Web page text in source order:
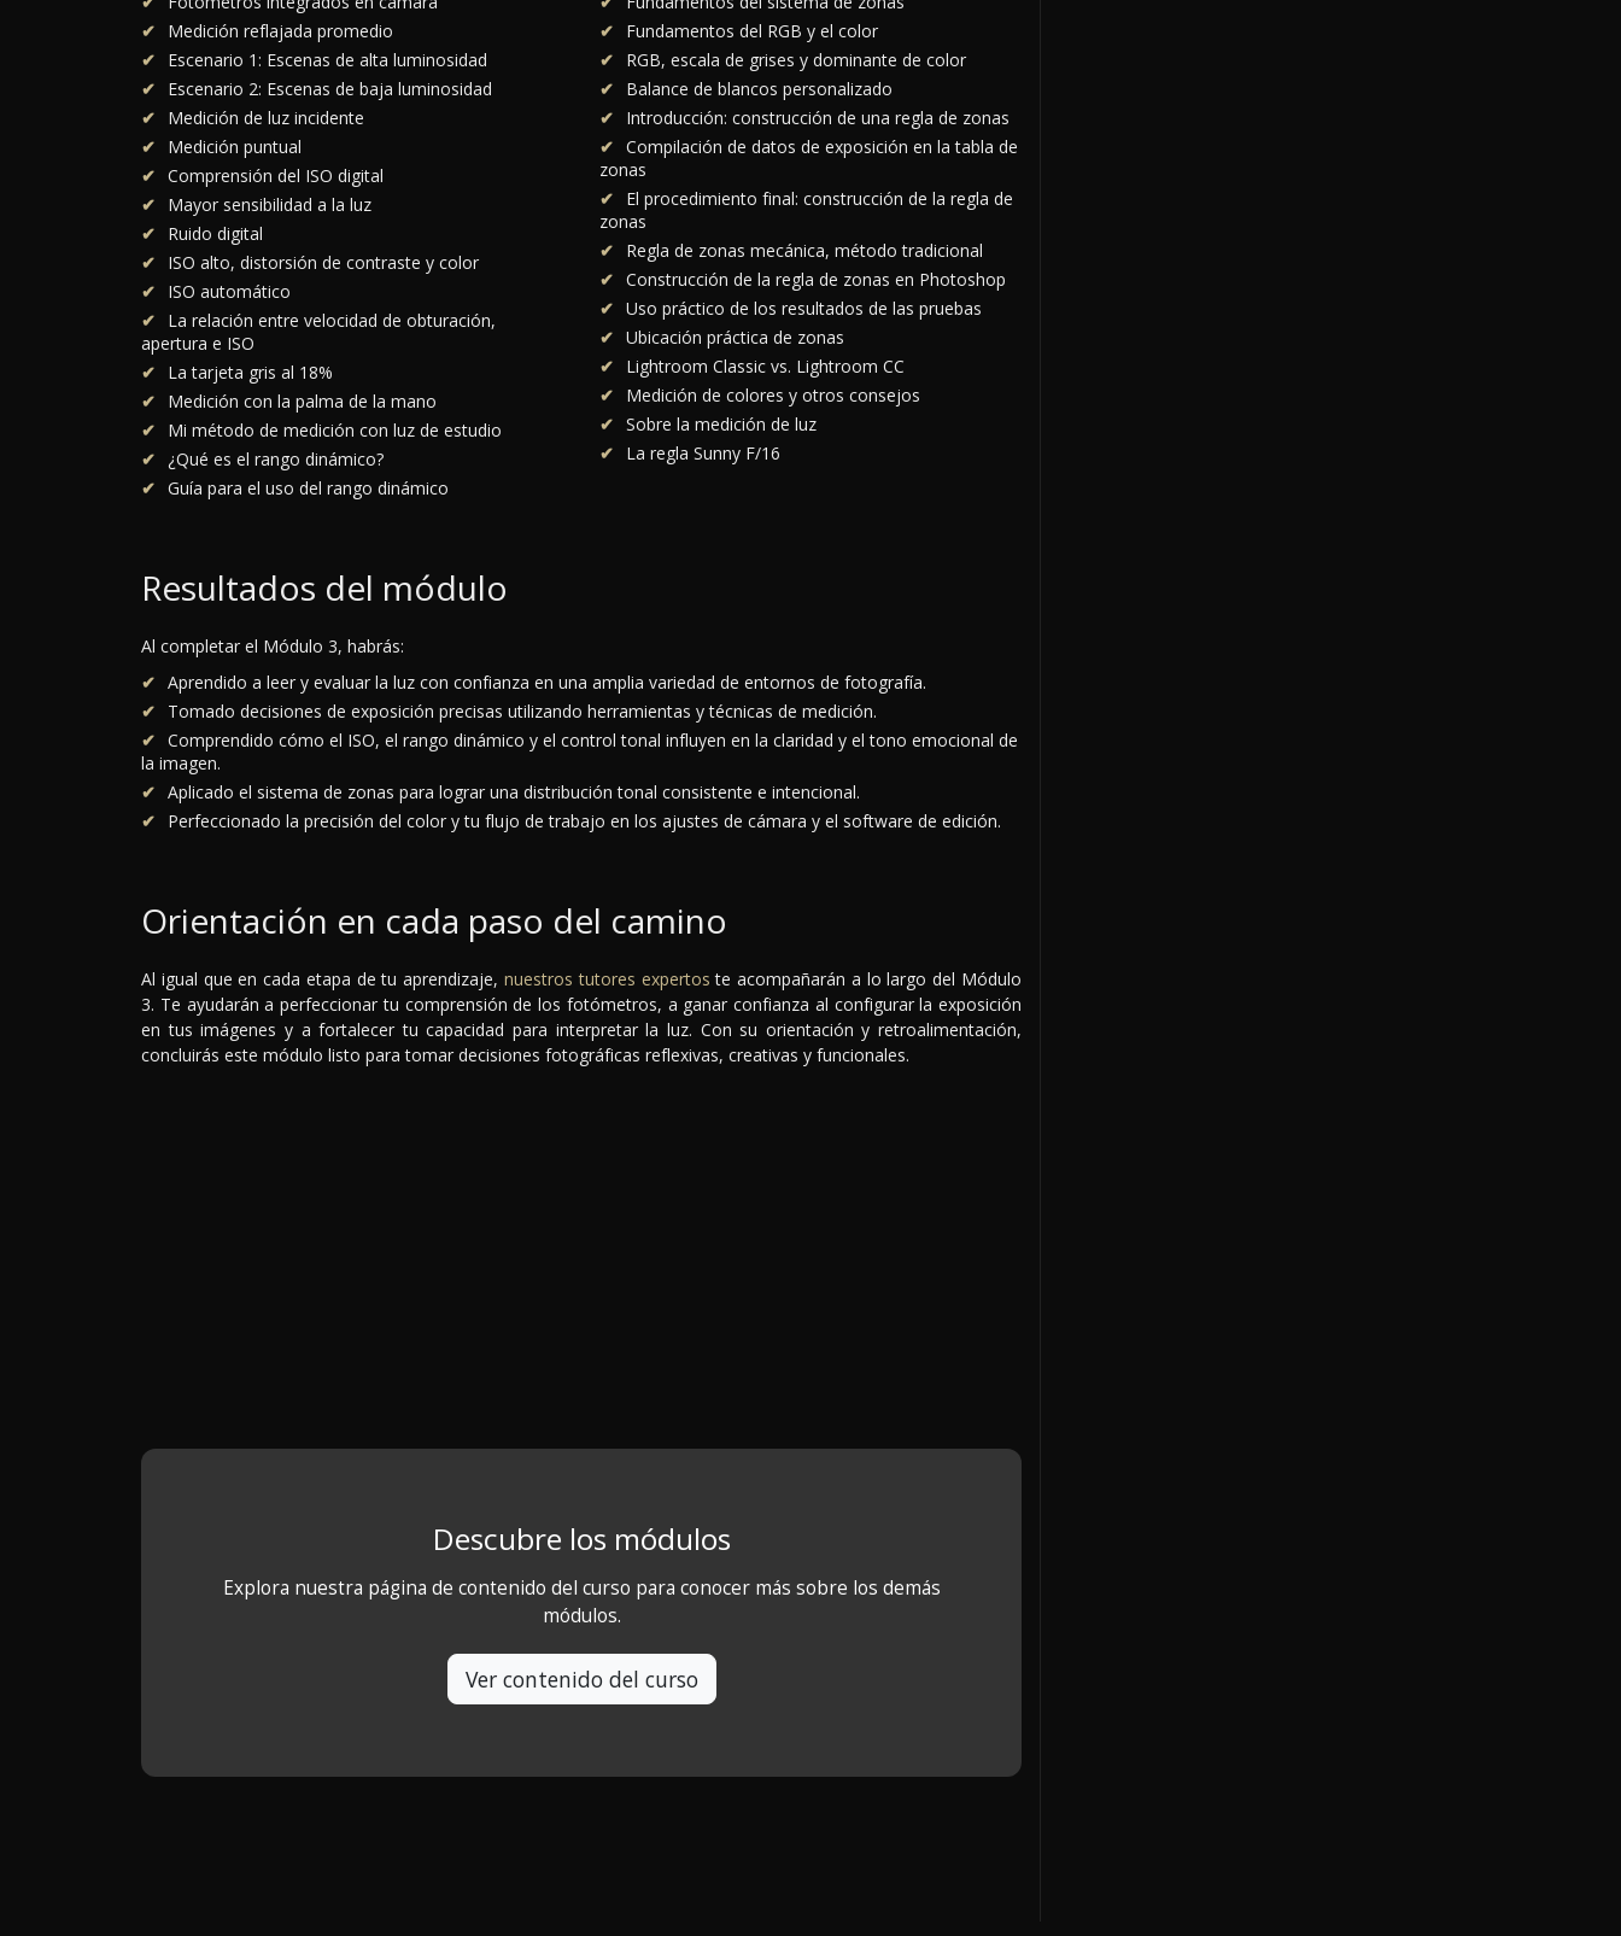
Medición reflajada promedio
Escenario 1: Escenas de alta luminosidad
Escenario 2: Escenas de baja luminosidad
Medición de luz incidente
Medición puntual
Comprensión del ISO digital
Mayor sensibilidad a la luz
Ruido digital
ISO alto, distorsión de contraste y color
ISO automático
La relación entre velocidad de obturación,
apertura e ISO
La tarjeta gris al 18%
Medición con la palma de la mano
Mi método de medición con luz de estudio
¿Qué es el rango dinámico?
Guía para el uso del rango dinámico
Fundamentos del RGB y el color
RGB, escala de grises y dominante de color
Balance de blancos personalizado
Introducción: construcción de una regla de zonas
Compilación de datos de exposición en la tabla de
zonas
El procedimiento final: construcción de la regla de
zonas
Regla de zonas mecánica, método tradicional
Construcción de la regla de zonas en Photoshop
Uso práctico de los resultados de las pruebas
Ubicación práctica de zonas
Lightroom Classic vs. Lightroom CC
Medición de colores y otros consejos
Sobre la medición de luz
La regla Sunny F/16
Resultados del módulo
Al completar el Módulo 3, habrás:
Aprendido a leer y evaluar la luz con confianza en una amplia variedad de entornos de fotografía.
Tomado decisiones de exposición precisas utilizando herramientas y técnicas de medición.
Comprendido cómo el ISO, el rango dinámico y el control tonal influyen en la claridad y el tono emocional de
la imagen.
Aplicado el sistema de zonas para lograr una distribución tonal consistente e intencional.
Perfeccionado la precisión del color y tu flujo de trabajo en los ajustes de cámara y el software de edición.
Orientación en cada paso del camino
Al igual que en cada etapa de tu aprendizaje, nuestros tutores expertos te acompañarán a lo largo del Módulo
3. Te ayudarán a perfeccionar tu comprensión de los fotómetros, a ganar confianza al configurar la exposición
en tus imágenes y a fortalecer tu capacidad para interpretar la luz. Con su orientación y retroalimentación,
concluirás este módulo listo para tomar decisiones fotográficas reflexivas, creativas y funcionales.
Descubre los módulos
Explora nuestra página de contenido del curso para conocer más sobre los demás
módulos.
Ver contenido del curso